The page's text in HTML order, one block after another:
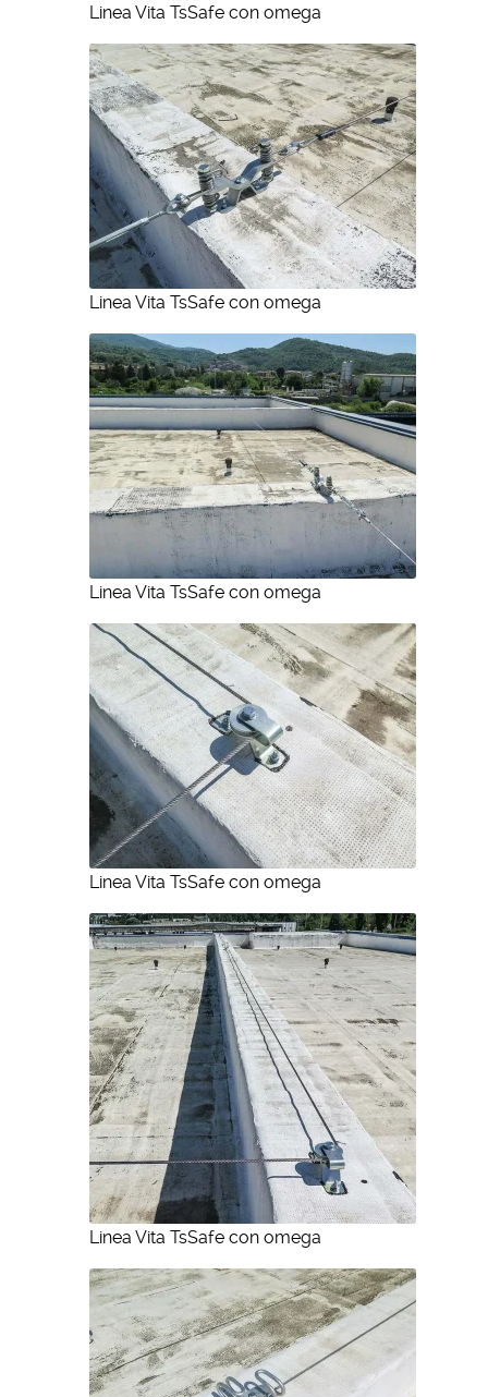
Linea Vita TsSafe con omega
Linea Vita TsSafe con omega
Linea Vita TsSafe con omega
Linea Vita TsSafe con omega
Linea Vita TsSafe con omega